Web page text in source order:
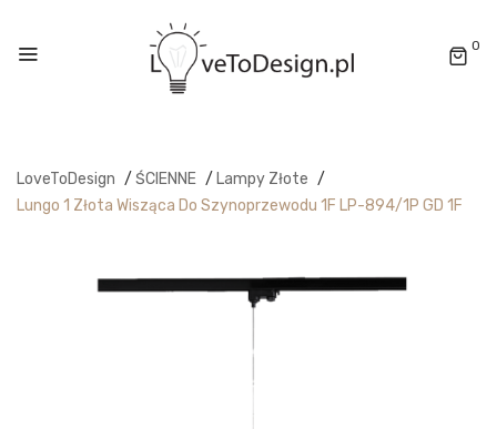
0
LoveToDesign / ŚCIENNE / Lampy Złote /
Lungo 1 Złota Wisząca Do Szynoprzewodu 1F LP-894/1P GD 1F